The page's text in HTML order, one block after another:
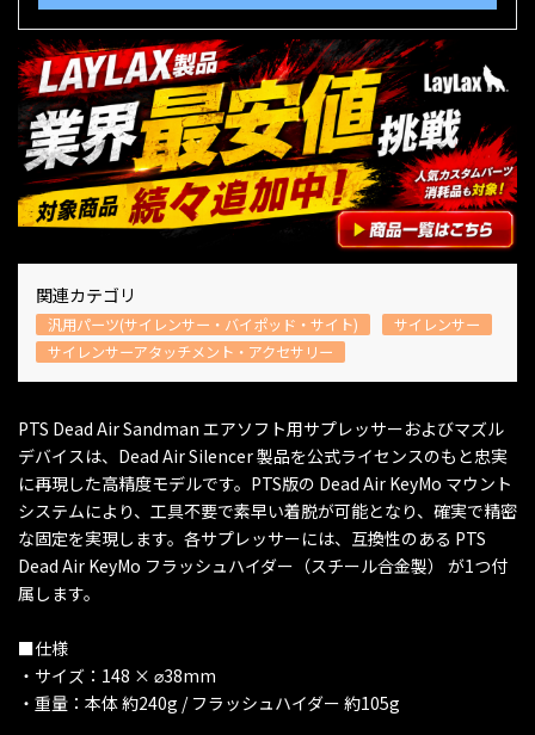
関連カテゴリ
汎用パーツ(サイレンサー・バイポッド・サイト)
サイレンサー
サイレンサーアタッチメント・アクセサリー
PTS Dead Air Sandman エアソフト用サプレッサーおよびマズル
デバイスは、Dead Air Silencer 製品を公式ライセンスのもと忠実
に再現した高精度モデルです。PTS版の Dead Air KeyMo マウント
システムにより、工具不要で素早い着脱が可能となり、確実で精密
な固定を実現します。各サプレッサーには、互換性のある PTS
Dead Air KeyMo フラッシュハイダー（スチール合金製） が1つ付
属します。
■仕様
・サイズ：148 × ⌀38mm
・重量：本体 約240g / フラッシュハイダー 約105g